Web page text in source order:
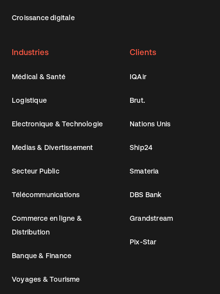
Croissance digitale
Industries
Médical & Santé
Logistique
Electronique & Technologie
Medias & Divertissement
Secteur Public
Télécommunications
Commerce en ligne &
Distribution
Banque & Finance
Voyages & Tourisme
Clients
IQAir
Brut.
Nations Unis
Ship24
Smateria
DBS Bank
Grandstream
Pix-Star